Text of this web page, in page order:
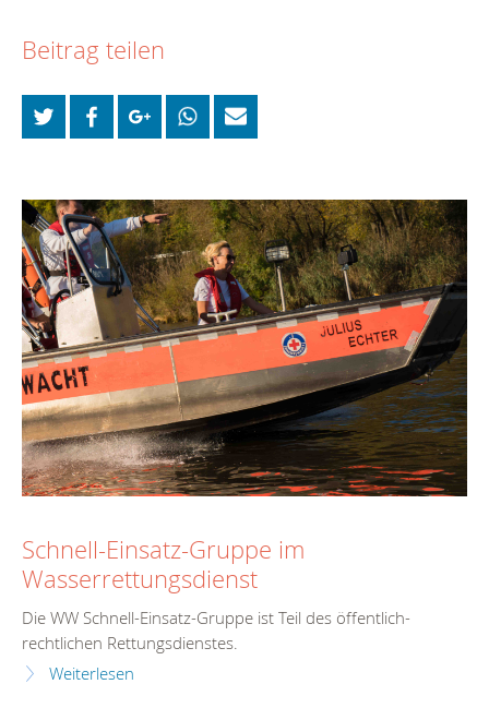
Beitrag teilen
Schnell-Einsatz-Gruppe im
Wasserrettungsdienst
Die WW Schnell-Einsatz-Gruppe ist Teil des öffentlich-
rechtlichen Rettungsdienstes.
Weiterlesen